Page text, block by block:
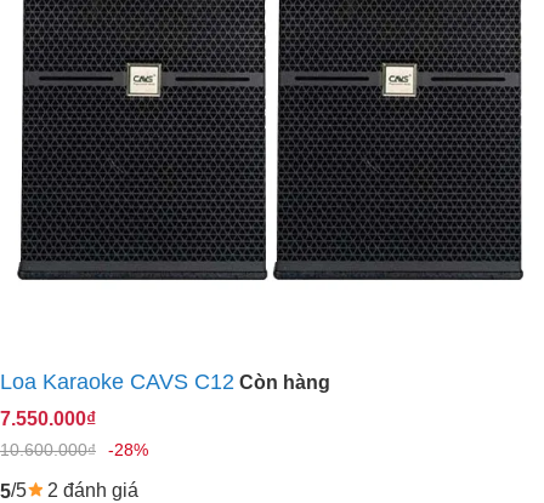
Loa Karaoke CAVS C12 Còn hàng
7.550.000₫
10.600.000₫ -28%
5/5 2 đánh giá